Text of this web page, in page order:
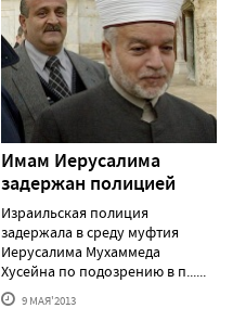
Имам Иерусалима
задержан полицией
Израильская полиция
задержала в среду муфтия
Иерусалима Мухаммеда
Хусейна по подозрению в п......
9 МАЯ'2013